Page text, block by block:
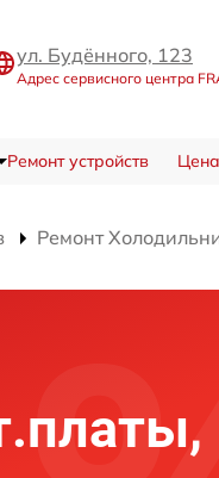
ул. Будённого, 123
Адрес сервисного центра
Ремонт устройств
Ремонт